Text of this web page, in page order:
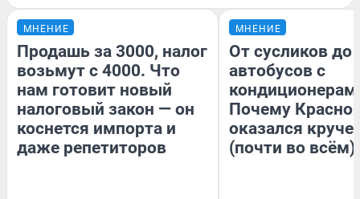
МНЕНИЕ
Продашь за 3000, налог
возьмут с 4000. Что
нам готовит новый
налоговый закон — он
коснется импорта и
даже репетиторов
МНЕНИЕ
От сусликов до
автобусов с
Почему
оказался
(почти во всём)